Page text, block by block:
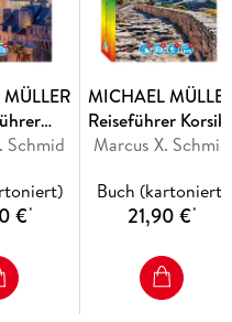
Schmid
€*
MICHAEL
Reiseführer
Marcus X. Schmid
Buch (kartoniert)
21,90 €*